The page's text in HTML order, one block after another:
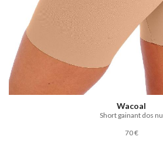
Wacoal
Short gainant dos nu
70 €